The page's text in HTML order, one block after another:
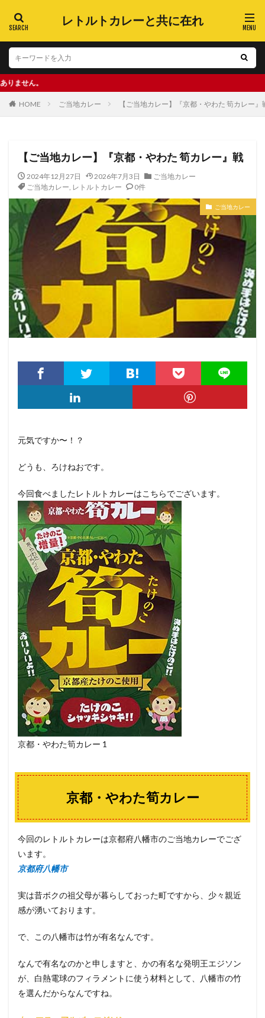
レトルトカレーと共に在れ
HOME ご当地カレー 【ご当地カレー】『京都・やわた 筍カレー』
【ご当地カレー】『京都・やわた 筍カレー』戦
2024年12月27日 2026年7月3日
ご当地カレー
ご当地カレー, レトルトカレー 0件
ご当地カレー
元気ですか〜！？
どうも、ろけねおです。
今回食べましたレトルトカレーはこちらでございます。
京都・やわた筍カレー 1
京都・やわた筍カレー
今回のレトルトカレーは京都府八幡市のご当地カレーでござ
います。
京都府八幡市
実は昔ボクの祖父母が暮らしておった町ですから、少々親近
感が湧いております。
で、この八幡市は竹が有名なんです。
なんで有名なのかと申しますと、かの有名な発明王エジソン
が、白熱電球のフィラメントに使う材料として、八幡市の竹
を選んだからなんですね。